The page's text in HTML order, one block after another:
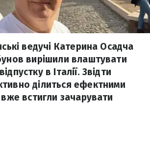
ведучі Катерина Осадча
вирішили влаштувати
в Італії. Звідти
ділиться ефектними
встигли зачарувати